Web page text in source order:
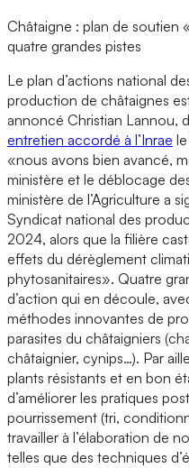
Châtaigne : plan de soutien
quatre grandes pistes
Le plan d’actions national
production de châtaignes
annoncé Christian Lannou,
entretien accordé à l’Inrae
«nous avons bien avancé,
ministère et le déblocage
ministère de l’Agriculture a
Syndicat national des
2024, alors que la filière
effets du dérèglement
phytosanitaires». Quatre
d’action qui en découle,
méthodes innovantes de
parasites du châtaigniers
châtaignier, cynips…). Par
plants résistants et en bon
d’améliorer les pratiques
pourrissement (tri,
travailler à l’élaboration de
telles que des techniques